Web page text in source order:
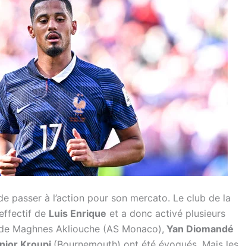
passer à l’action pour son mercato. Le club de la
de Luis Enrique et a donc activé plusieurs
Maghnes Akliouche (AS Monaco), Yan Diomandé